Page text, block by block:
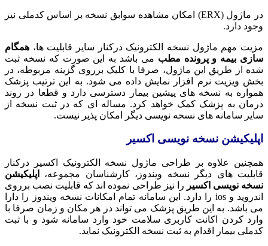
در ماژول (ERX) امکان مشاهده سوابق نسخه بر اساس کدملی نیز
وجود دارد.
مزیت مهم ماژول نسخه الکترونیک درکنار سایر قابلیت ها، همگام
سازی بیمه و پرونده مطب می باشد به این صورت که نسخه ثبت
شده از طریق این ماژول، صرفا با کلیک برروی گزینه مربوطه، در
بخش ویزیت نرم افزار نمایش داده می شود. به این ترتیب پزشک
همواره به نسخه های پیشین بیمار دسترسی دارد و قطعا در روند
درمان به پزشک کمک خواهد کرد. مساله ای که در ثبت نسخه از
سایر سامانه های نسخه نویسی دیگر امکان پذیر نیست.
اپلیکیشن نسخه نویسی اکسیر
همچنین علاوه بر طراحی ماژول نسخه الکترونیک اکسیر درکنار
قابلیت های دیگر نسخه ویندوز، کارشناسان مجموعه،
اپلیکیشن
نسخه نویسی اکسیر را نیز طراحی نموده اند که قابلیت نصب برروی
اندروید و ios را دارد. این سامانه تمام امکانات نسخه ویندوز را دارا
می باشد. به این طریق پزشک می تواند در هر مکان و زمان صرفا با
وارد کردن اکانت کاربری سلامت خود وارد سامانه شود و با ثبت
کدملی بیمار اقدام به ثبت نسخه الکترونیک نماید.